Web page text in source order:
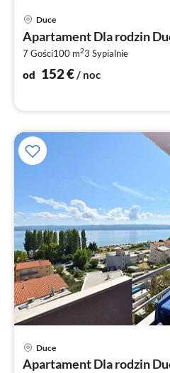
Duce
Apartament Dla rodzin
7 Gości100 m23 Sypialnie
od 152€/ noc
Duce
Apartament Dla rodzin